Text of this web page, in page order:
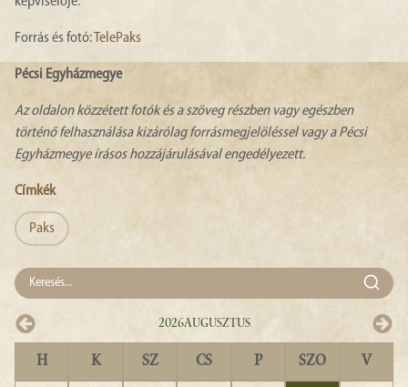
Forrás és fotó: TelePaks
Pécsi Egyházmegye
Az oldalon közzétett fotók és a szöveg részben vagy egészben
történő felhasználása kizárólag forrásmegjelöléssel vagy a Pécsi
Egyházmegye írásos hozzájárulásával engedélyezett.
Címkék
Paks
2026Augusztus
H K SZ CS P SZO V